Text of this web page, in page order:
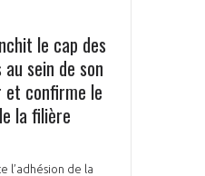
le cap des
sein de son
confirme le
la filière
l’adhésion de la